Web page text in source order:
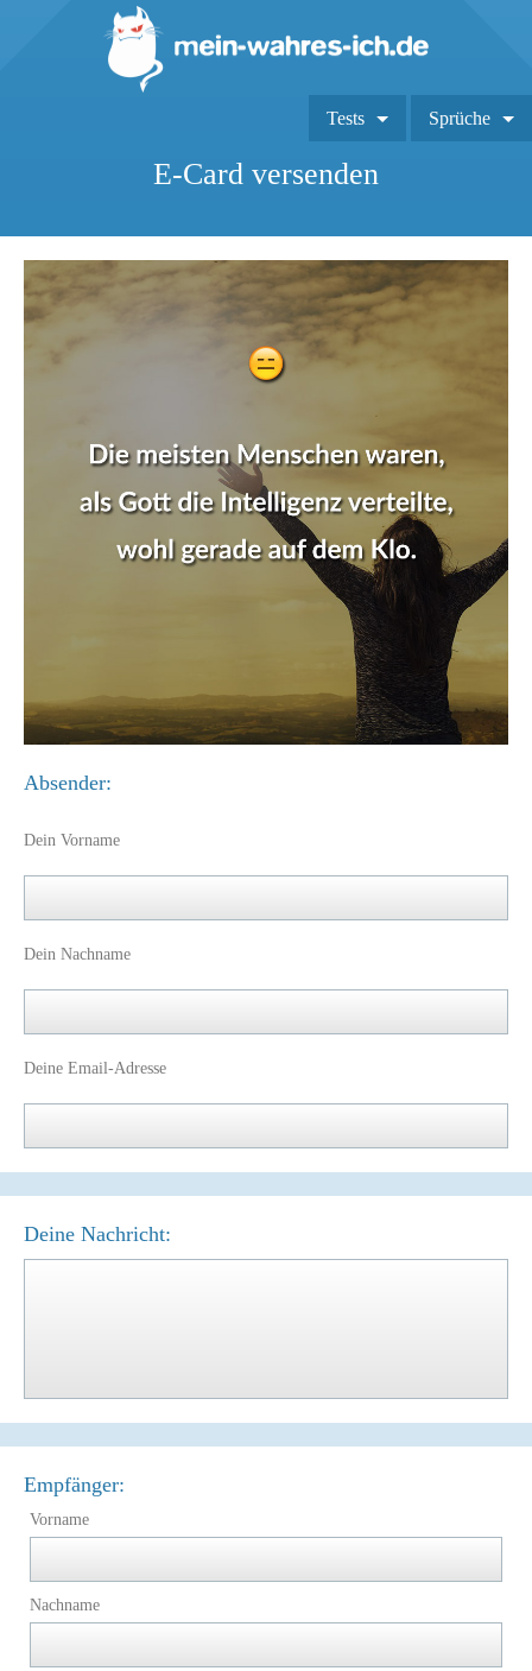
Tests Sprüche
E-Card versenden
Absender:
Dein Vorname
Dein Nachname
Deine Email-Adresse
Deine Nachricht:
Empfänger:
Vorname
Nachname